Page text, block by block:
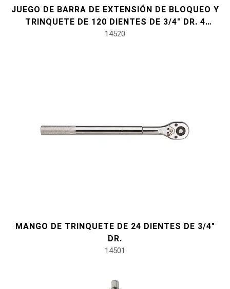
#herramientas de fluidos y lubricación
JUEGO DE BARRA DE EXTENSIÓN DE BLOQUEO Y
TRINQUETE DE 120 DIENTES DE 3/4" DR. 4
PIEZAS
14520
MANGO DE TRINQUETE DE 24 DIENTES DE 3/4"
DR.
14501